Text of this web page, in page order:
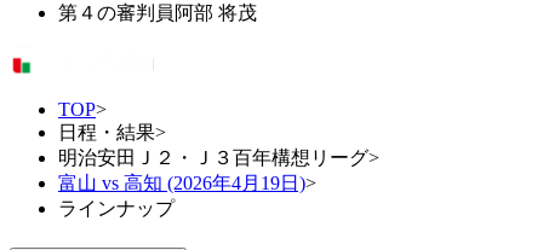
第４の審判員 阿部 将茂
TOP>
日程・結果>
明治安田Ｊ２・Ｊ３百年構想リーグ>
富山 vs 高知 (2026年4月19日)>
ラインナップ